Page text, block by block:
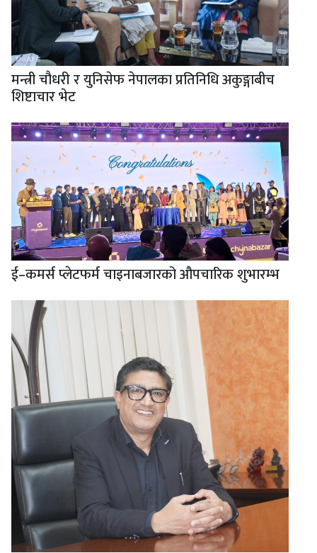
मन्त्री चौधरी र युनिसेफ नेपालका प्रतिनिधि अकुङ्गाबीच
शिष्टाचार भेट
ई–कमर्स प्लेटफर्म चाइनाबजारको औपचारिक शुभारम्भ